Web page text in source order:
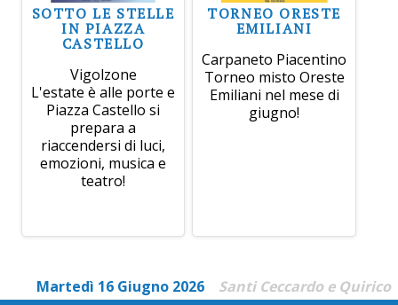
SOTTO LE STELLE
IN PIAZZA
CASTELLO
Vigolzone
L'estate è alle porte e
Piazza Castello si
prepara a
riaccendersi di luci,
emozioni, musica e
teatro!
TORNEO ORESTE
EMILIANI
Carpaneto Piacentino
Torneo misto Oreste
Emiliani nel mese di
giugno!
Martedì 16 Giugno 2026 Santi Ceccardo e Quirico